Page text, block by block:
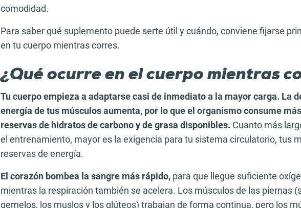
comodidad.
Para saber qué suplemento puede serte útil y cuándo, conviene fijarse
en tu cuerpo mientras corres.
¿Qué ocurre en el cuerpo mientras
Tu cuerpo empieza a adaptarse casi de inmediato a la mayor carga. La
energía de tus músculos aumenta, por lo que el organismo consume
reservas de hidratos de carbono y de grasa disponibles. Cuanto más
el entrenamiento, mayor es la exigencia para tu sistema circulatorio, tus
reservas de energía.
El corazón bombea la sangre más rápido, para que llegue suficiente
mientras la respiración también se acelera. Los músculos de las piernas
gemelos, los muslos y los glúteos) trabajan de forma continua, pero los